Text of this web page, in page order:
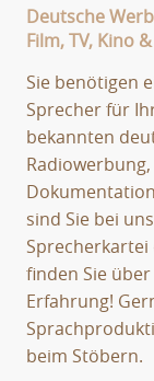
Deutsche
Film, TV, Kino
Sie benötigen
Sprecher für
bekannten
sind Sie bei
finden Sie
Erfahrung!
beim Stöbern.